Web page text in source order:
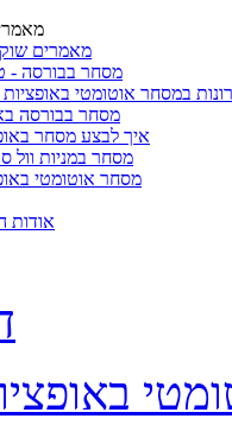
מאמרים שוק
מסחר בבורסה -
במסחר אוטומטי
מסחר בבורסה
איך לבצע מסחר
מסחר במניות וול
מסחר אוטומטי
אודות